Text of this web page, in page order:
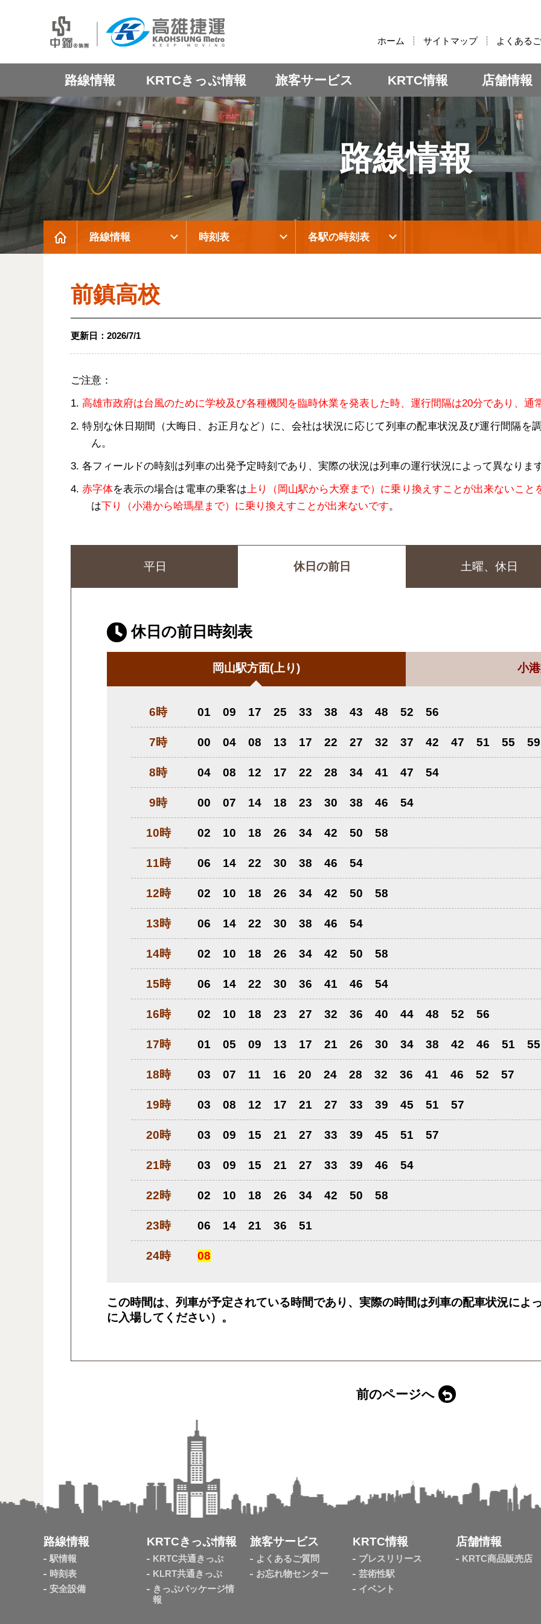
ホーム サイトマップ よくある
路線情報 KRTCきっぷ情報 旅客サービス KRTC情報 店舗情報
路線情報
路線情報 時刻表 各駅の時刻表
前鎮高校
更新日： 2026/7/1
ご注意：
1. 高雄市政府は台風のために学校及び各種機関を臨時休業を発表した時、運行間隔は20分であり、通
2. 特別な休日期間（大晦日、お正月など）に、会社は状況に応じて列車の配車状況及び運行間隔を
ん。
3. 各フィールドの時刻は列車の出発予定時刻であり、実際の状況は列車の運行状況によって異なりま
4.赤字体を表示の場合は電車の乗客は上り（岡山駅から大寮まで）に乗り換えすことが出来ないこと
は下り（小港から哈瑪星まで）に乗り換えすことが出来ないです。
平日 休日の前日 土曜、休日
休日の前日時刻表
岡山駅方面(上り)
6時 01 09 17 25 33 38 43 48 52 56
7時 00 04 08 13 17 22 27 32 37 42 47 51 55 59
8時 04 08 12 17 22 28 34 41 47 54
9時 00 07 14 18 23 30 38 46 54
10時 02 10 18 26 34 42 50 58
11時 06 14 22 30 38 46 54
12時 02 10 18 26 34 42 50 58
13時 06 14 22 30 38 46 54
14時 02 10 18 26 34 42 50 58
15時 06 14 22 30 36 41 46 54
16時 02 10 18 23 27 32 36 40 44 48 52 56
17時 01 05 09 13 17 21 26 30 34 38 42 46 51 55
18時 03 07 11 16 20 24 28 32 36 41 46 52 57
19時 03 08 12 17 21 27 33 39 45 51 57
20時 03 09 15 21 27 33 39 45 51 57
21時 03 09 15 21 27 33 39 46 54
22時 02 10 18 26 34 42 50 58
23時 06 14 21 36 51
24時 08
小
この時間は、列車が予定されている時間であり、実際の時間は列車の配車状況によ
に入場してください）。
前のページへ
路線情報
駅情報
時刻表
安全設備
KRTCきっぷ情報
KRTC共通きっぷ
KLRT共通きっぷ
きっぷパッケージ情
報
旅客サービス
よくあるご質問
お忘れ物センター
KRTC情報
プレスリリース
芸術性駅
イベント
店舗情報
KRTC商品販売店